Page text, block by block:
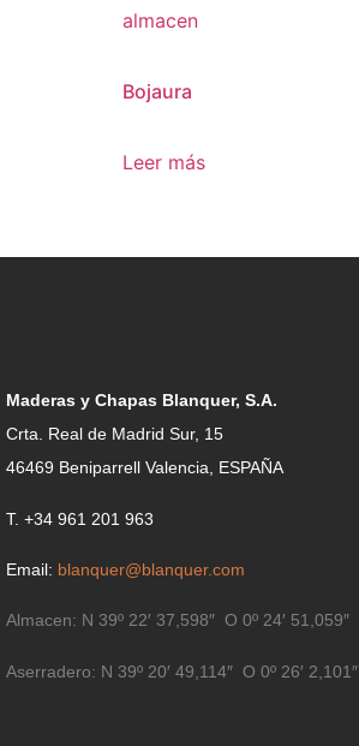
Bojaura
Leer más
Maderas y Chapas Blanquer, S.A.
Crta. Real de Madrid Sur, 15
46469 Beniparrell Valencia, ESPAÑA
T. +34 961 201 963
Email: blanquer@blanquer.com
Almacen: N 39º 22′ 37,598″ O 0º 24′ 51,059″
Aserradero: N 39º 20′ 49,114″ O 0º 26′ 2,101″